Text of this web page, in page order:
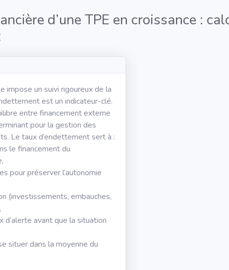
d’une TPE en croissance :
impose un suivi rigoureux de la
est un indicateur-clé.
entre financement externe
pour la gestion des
Le taux d’endettement sert à :
le financement du
pour préserver l’autonomie
(investissements, embauches,
avant que la situation
situer dans la moyenne du